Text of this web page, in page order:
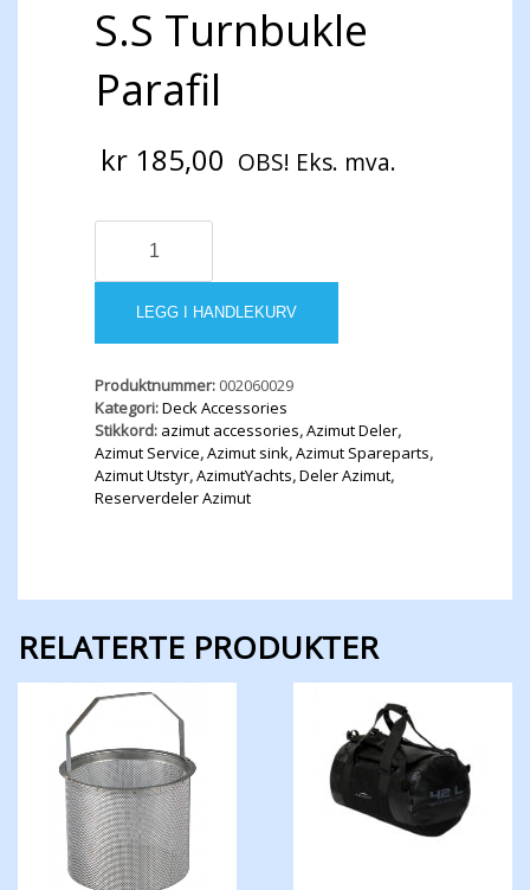
S.S Turnbukle
Parafil
kr 185,00 OBS! Eks. mva.
S.S
Turnbukle
Parafil
LEGG I HANDLEKURV
Produktnummer: 002060029
Kategori:Deck Accessories
Stikkord: azimut accessories,Azimut Deler,
Azimut Service,Azimut sink,Azimut Spareparts,
Azimut Utstyr,AzimutYachts,Deler Azimut,
Reserverdeler Azimut
RELATERTE PRODUKTER